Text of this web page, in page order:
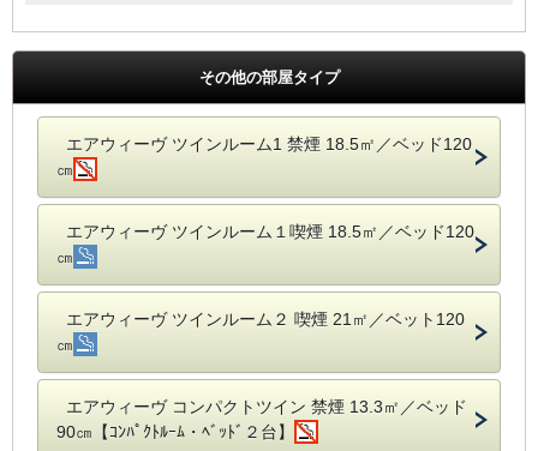
■お近くにコンビニエンスストア、繁華街もあり最適な立地です。
その他の部屋タイプ
エアウィーヴ ツインルーム1 禁煙 18.5㎡／ベッド120
㎝
エアウィーヴ ツインルーム１喫煙 18.5㎡／ベッド120
㎝
エアウィーヴ ツインルーム２ 喫煙 21㎡／ベット120
㎝
エアウィーヴ コンパクトツイン 禁煙 13.3㎡／ベッド
90㎝【ｺﾝﾊﾟｸﾄﾙｰﾑ・ﾍﾞｯﾄﾞ２台】